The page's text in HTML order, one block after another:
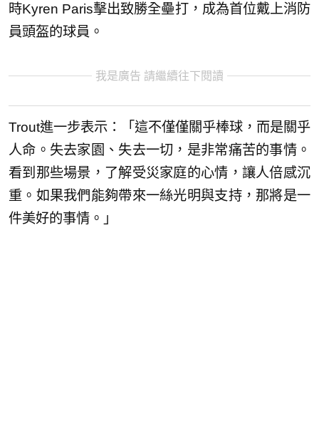
時Kyren Paris擊出致勝全壘打，成為首位戴上消防
員頭盔的球員。
我是廣告 請繼續往下閱讀
Trout進一步表示：「這不僅僅關乎棒球，而是關乎
人命。失去家園、失去一切，是非常痛苦的事情。
看到那些場景，了解受災家庭的心情，讓人倍感沉
重。如果我們能夠帶來一絲光明與支持，那將是一
件美好的事情。」